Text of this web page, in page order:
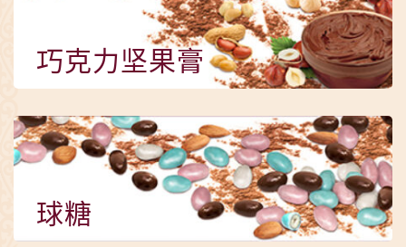
巧克力坚果膏
球糖